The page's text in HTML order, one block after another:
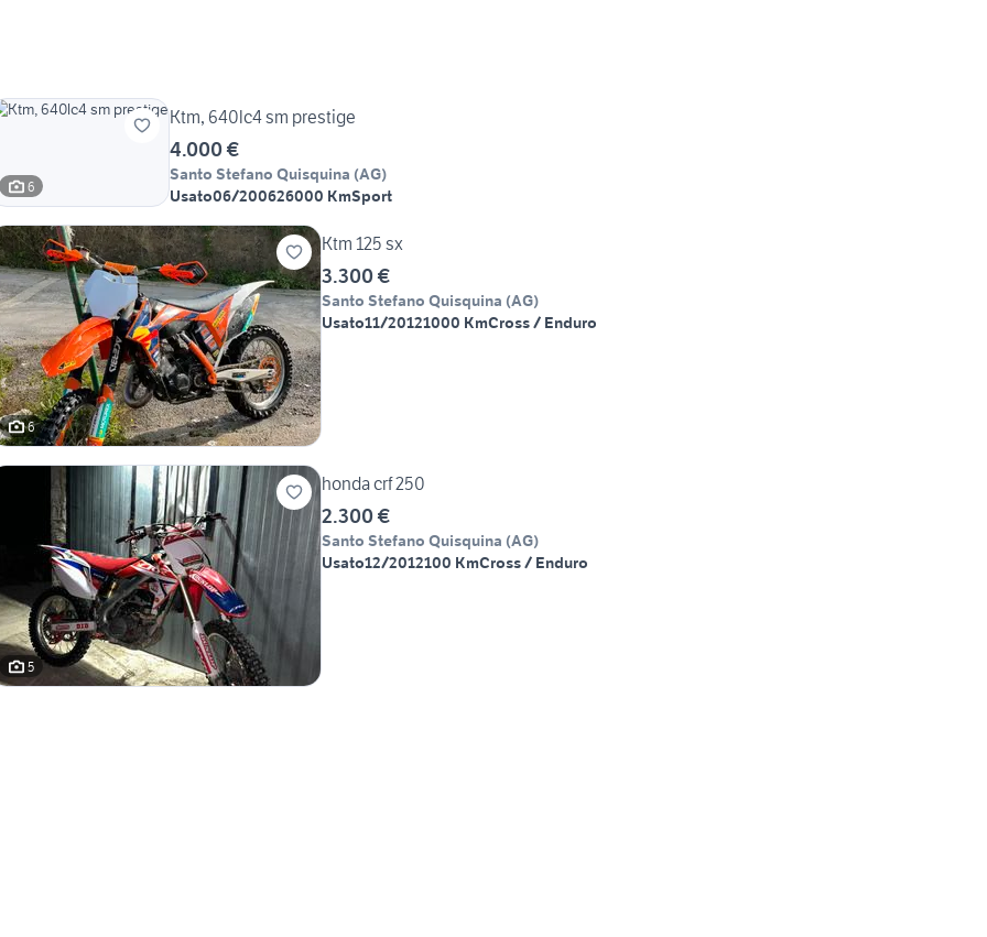
6
Ktm, 640lc4 sm prestige
4.000 €
Santo Stefano Quisquina (AG)
Usato06/200626000 KmSport
6
Ktm 125 sx
3.300 €
Santo Stefano Quisquina (AG)
Usato11/20121000 KmCross / Enduro
5
honda crf 250
2.300 €
Santo Stefano Quisquina (AG)
Usato12/2012100 KmCross / Enduro